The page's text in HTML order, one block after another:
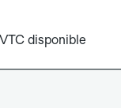
disponible